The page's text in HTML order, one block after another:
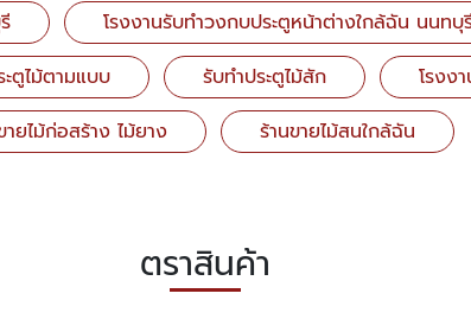
โรงงานรับทำวงกบประตูหน้าต่างใกล้ฉัน นนทบุ
ตูไม้ตามแบบ รับทำประตูไม้สัก โรงง
ายไม้ก่อสร้าง ไม้ยาง
ร้านขายไม้สนใกล้ฉัน
ตราสินค้า